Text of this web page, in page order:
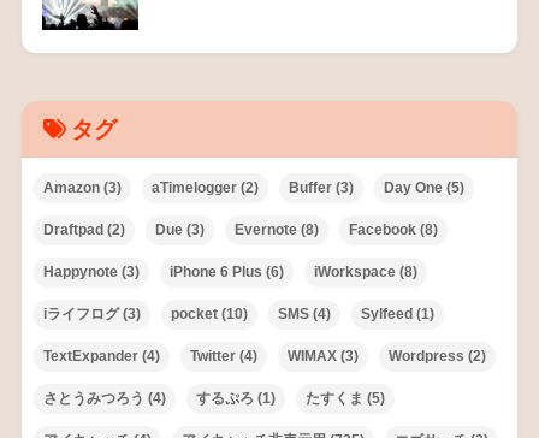
タグ
Amazon(3) aTimelogger(2) Buffer(3) Day One(5)
Draftpad(2) Due(3) Evernote(8) Facebook(8)
Happynote(3) iPhone 6 Plus (6) iWorkspace(8)
iライフログ(3) pocket(10) SMS(4) Sylfeed(1)
TextExpander(4) Twitter(4) WIMAX(3) Wordpress (2)
さとうみつろう (4) するぷろ (1) たすくま (5)